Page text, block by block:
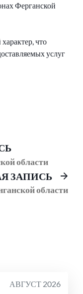
Ферганской
что
услуг
Предыдущий
пост:
области
ЗАПИСЬ
области
АВГУСТ 2026